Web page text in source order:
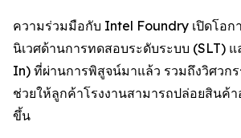
ความร่วมมือกับ Intel Foundry เปิดโอก
นิเวศด้านการทดสอบระดับระบบ (SLT)
In) ที่ผ่านการพิสูจน์มาแล้ว รวมถึงวิศวก
ช่วยให้ลูกค้าโรงงานสามารถปล่อยสินค้า
ขึ้น